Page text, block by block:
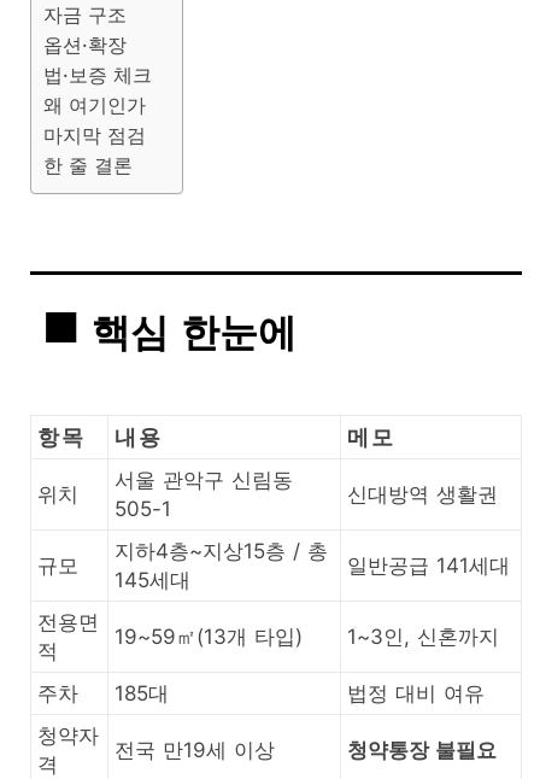
자금 구조
옵션·확장
법·보증 체크
왜 여기인가
마지막 점검
한 줄 결론
핵심 한눈에
항목 내용 메모
위치
서울 관악구 신림동
505-1
신대방역 생활권
규모
지하4층~지상15층 / 총
145세대
일반공급 141세대
전용면
적
19~59㎡(13개 타입) 1~3인, 신혼까지
주차 185대
법정 대비 여유
청약자
격
전국 만19세 이상 청약통장 불필요